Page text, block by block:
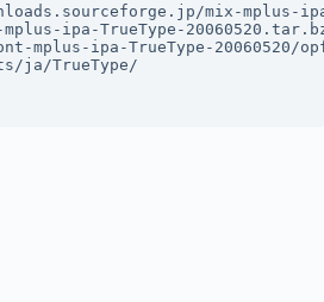
mix-mplus-
ipa-TrueType-
mplus-ipa-TrueType-
ja/TrueType/